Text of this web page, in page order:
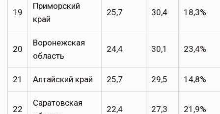
19
Приморский
край
25,7 30,4 18,3%
20
Воронежская
область
24,4 30,1 23,4%
21 Алтайский край 25,7 29,5 14,8%
22
Саратовская
22,4 27,3 21,9%